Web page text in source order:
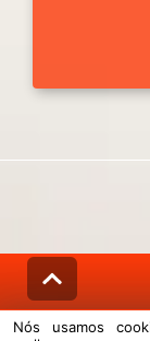
Nós usamos